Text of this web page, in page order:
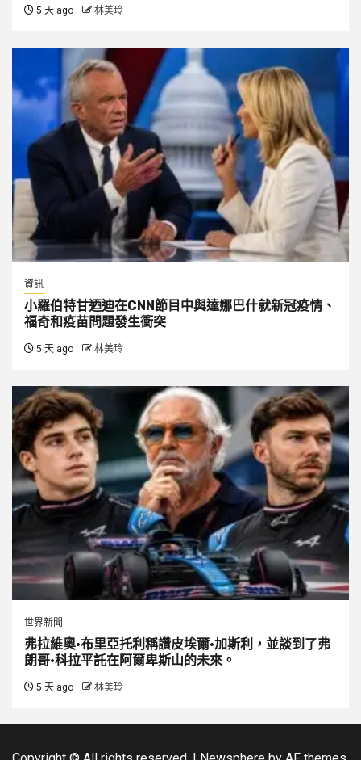
5 天 ago 林美玲
資訊
小羅伯特甘迺迪在CNN節目中與達娜巴什就新冠疫情、
福奇和疫苗問題發生衝突
5 天 ago 林美玲
世界新聞
弗拉維奧·布里亞托利稱讚皮埃爾·加斯利，並談到了弗
朗哥·科拉平託在阿爾卑斯山的未來。
5 天 ago 林美玲